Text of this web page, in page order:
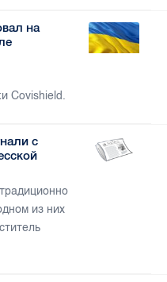
на
Covishield.
с
из них